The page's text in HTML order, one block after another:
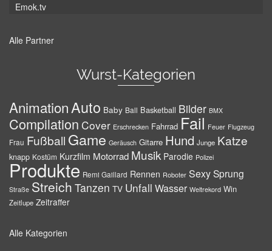
Emok.tv
Alle Partner
Wurst-Kategorien
AnimationAuto Baby Ball Basketball Bilder BMX
Compilation Cover Erschrecken Fahrrad Fail Feuer Flugzeug
Frau Fußball Game Geräusch Gitarre Hund Junge Katze
knapp Kostüm Kurzfilm Motorrad Musik Parodie Polizei
Produkte Remi Gaillard Rennen Roboter SexySprung
Straße Streich Tanzen TV Unfall Wasser Weltrekord Win
Zeitlupe Zeitraffer
Alle Kategorien